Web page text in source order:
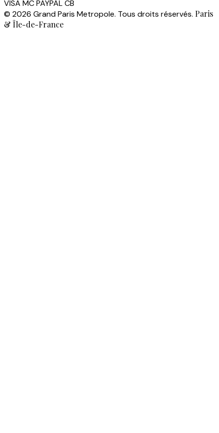
VISA MCPAYPALCB
© 2026 Grand Paris Metropole. Tous droits réservés. Paris
& Île-de-France